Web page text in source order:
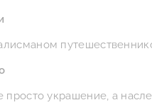
просто украшение, а